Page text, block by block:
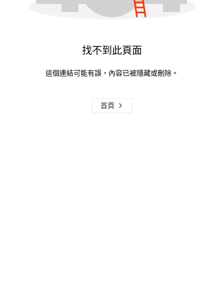
找不到此頁面
這個連結可能有誤，內容已被隱藏或刪除。
首頁